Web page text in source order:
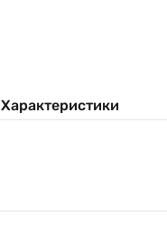
Характеристики